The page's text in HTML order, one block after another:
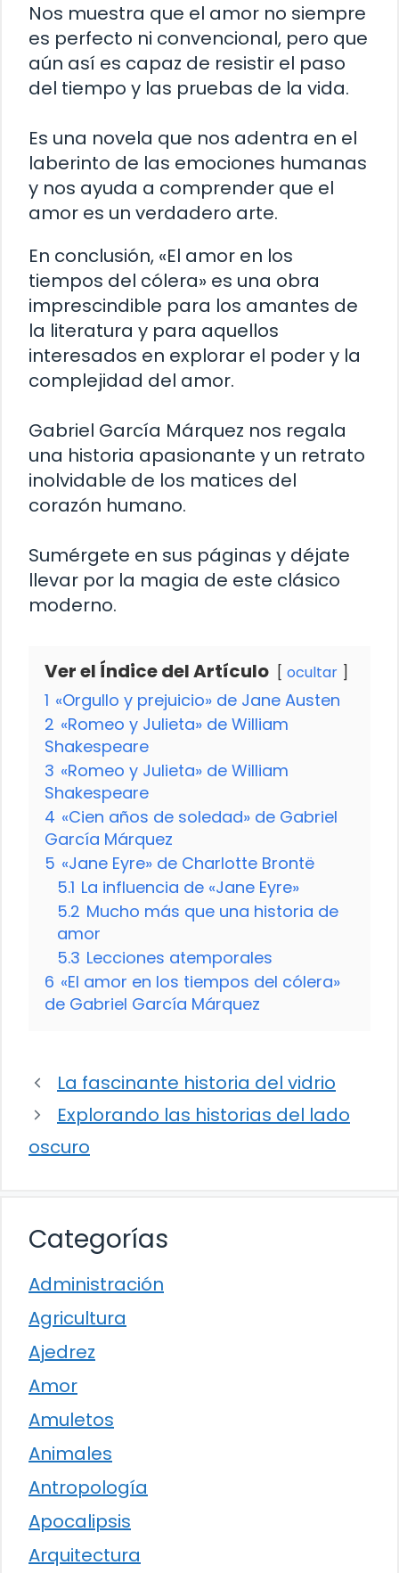
Nos muestra que el amor no siempre
es perfecto ni convencional, pero que
aún así es capaz de resistir el paso
del tiempo y las pruebas de la vida.
Es una novela que nos adentra en el
laberinto de las emociones humanas
y nos ayuda a comprender que el
amor es un verdadero arte.
En conclusión, «El amor en los
tiempos del cólera» es una obra
imprescindible para los amantes de
la literatura y para aquellos
interesados en explorar el poder y la
complejidad del amor.
Gabriel García Márquez nos regala
una historia apasionante y un retrato
inolvidable de los matices del
corazón humano.
Sumérgete en sus páginas y déjate
llevar por la magia de este clásico
moderno.
Ver el Índice del Artículo ocultar
1 «Orgullo y prejuicio» de Jane Austen
2 «Romeo y Julieta» de William
Shakespeare
3 «Romeo y Julieta» de William
Shakespeare
4 «Cien años de soledad» de Gabriel
García Márquez
5 «Jane Eyre» de Charlotte Brontë
5.1 La influencia de «Jane Eyre»
5.2 Mucho más que una historia de
amor
5.3 Lecciones atemporales
6 «El amor en los tiempos del cólera»
de Gabriel García Márquez
La fascinante historia del vidrio
Explorando las historias del lado
oscuro
Categorías
Administración
Agricultura
Ajedrez
Amor
Amuletos
Animales
Antropología
Apocalipsis
Arquitectura